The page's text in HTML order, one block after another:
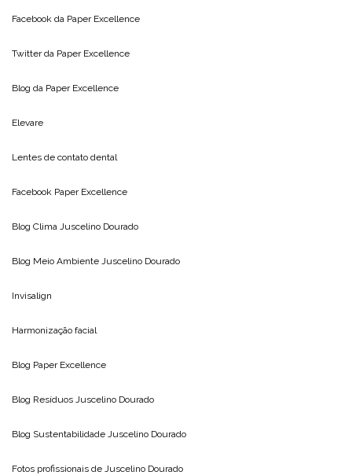
Facebook da Paper Excellence
Twitter da Paper Excellence
Blog da Paper Excellence
Elevare
Lentes de contato dental
Facebook Paper Excellence
Blog Clima Juscelino Dourado
Blog Meio Ambiente Juscelino Dourado
Invisalign
Harmonização facial
Blog Paper Excellence
Blog Resíduos Juscelino Dourado
Blog Sustentabilidade Juscelino Dourado
Fotos profissionais de Juscelino Dourado